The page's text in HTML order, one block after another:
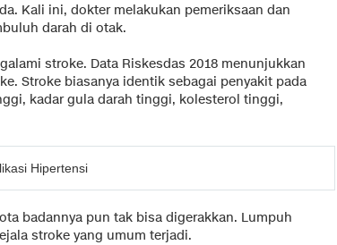
Kali ini, dokter melakukan pemeriksaan dan
darah di otak.
stroke. Data Riskesdas 2018 menunjukkan
Stroke biasanya identik sebagai penyakit pada
kadar gula darah tinggi, kolesterol tinggi,
Hipertensi
badannya pun tak bisa digerakkan. Lumpuh
stroke yang umum terjadi.